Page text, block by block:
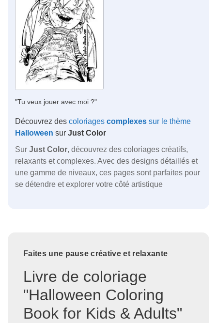
"Tu veux jouer avec moi ?"
Découvrez des coloriages complexes sur le thème
Halloween sur Just Color
Sur Just Color, découvrez des coloriages créatifs,
relaxants et complexes. Avec des designs détaillés et
une gamme de niveaux, ces pages sont parfaites pour
se détendre et explorer votre côté artistique
Faites une pause créative et relaxante
Livre de coloriage
"Halloween Coloring
Book for Kids & Adults"